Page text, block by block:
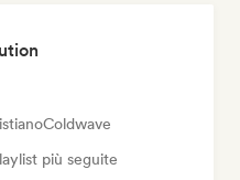
Coldwave
più seguite